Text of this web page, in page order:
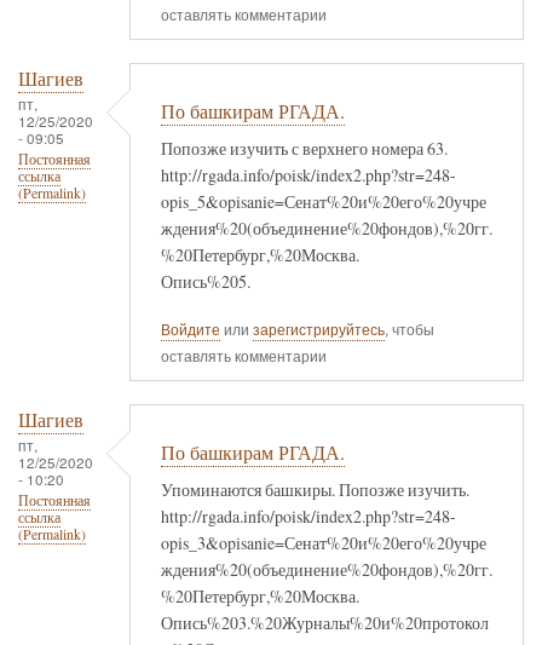
оставлять комментарии
Шагиев
пт,
12/25/2020
- 09:05
Постоянная
ссылка
(Permalink)
По башкирам РГАДА.
Попозже изучить с верхнего номера 63.
http://rgada.info/poisk/index2.php?str=248-
opis_5&opisanie=Сенат%20и%20его%20учре
ждения%20(объединение%20фондов),%20гг.
%20Петербург,%20Москва.
Опись%205.
Войдите или зарегистрируйтесь, чтобы
оставлять комментарии
Шагиев
пт,
12/25/2020
- 10:20
Постоянная
ссылка
(Permalink)
По башкирам РГАДА.
Упоминаются башкиры. Попозже изучить.
http://rgada.info/poisk/index2.php?str=248-
opis_3&opisanie=Сенат%20и%20его%20учре
ждения%20(объединение%20фондов),%20гг.
%20Петербург,%20Москва.
Опись%203.%20Журналы%20и%20протокол